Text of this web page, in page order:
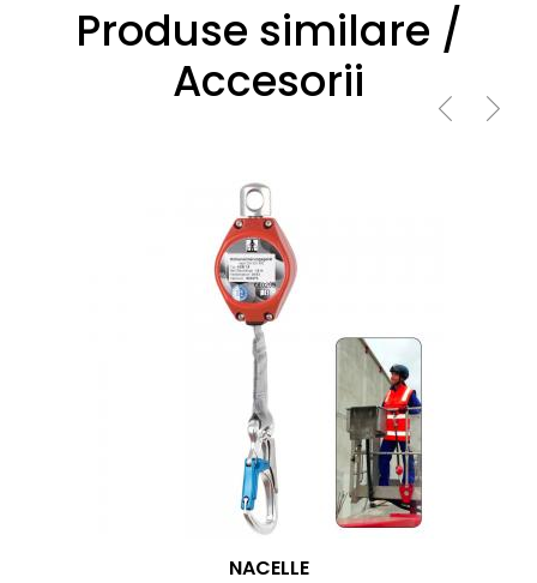
Produse similare /
Accesorii
NACELLE